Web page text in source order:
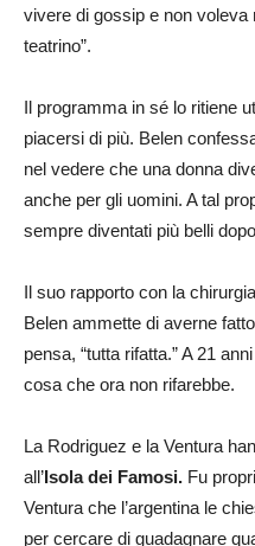
vivere di gossip e non voleva
teatrino”.
Il programma in sé lo ritiene
piacersi di più. Belen
nel vedere che una donna
anche per gli uomini. A tal
sempre diventati più belli
Il suo rapporto con la
Belen ammette di averne
pensa, “tutta rifatta.” A 21
cosa che ora non rifarebbe.
La Rodriguez e la Ventura
all’Isola dei Famosi. Fu
Ventura che l’argentina le
per cercare di guadagnare